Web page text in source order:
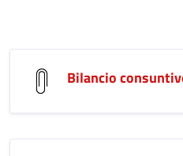
Bilancio